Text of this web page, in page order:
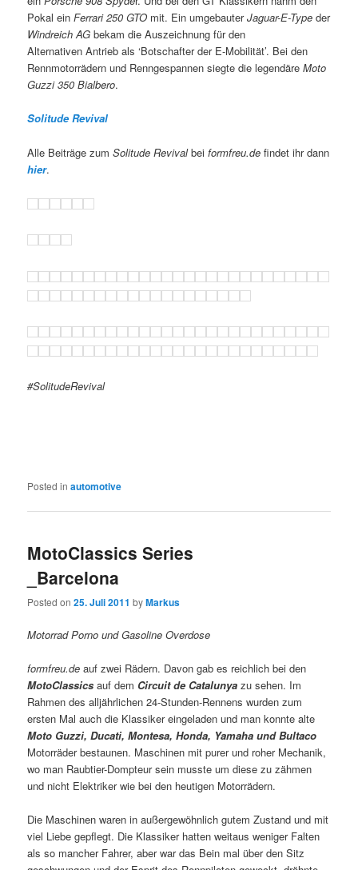
Pokal einFerrari 250 GTO mit. Ein umgebauterJaguar-E-Type der
Windreich AG bekam die Auszeichnung für den
Alternativen Antrieb als ‘Botschafter der E-Mobilität’. Bei den
Rennmotorrädern und Renngespannen siegte die legendäreMoto
Guzzi 350 Bialbero.
Solitude Revival
Alle Beiträge zumSolitude Revivalbeiformfreu.defindet ihr dann
hier.
#SolitudeRevival
Posted in automotive
MotoClassics Series
_Barcelona
Posted on25. Juli 2011 byMarkus
Motorrad Porno und Gasoline Overdose
formfreu.de auf zwei Rädern. Davon gab es reichlich bei den
MotoClassics auf dem Circuit de Catalunya zu sehen. Im
Rahmen des alljährlichen 24-Stunden-Rennens wurden zum
ersten Mal auch die Klassiker eingeladen und man konnte alte
Moto Guzzi, Ducati, Montesa, Honda, Yamaha und Bultaco
Motorräder bestaunen. Maschinen mit purer und roher Mechanik,
wo man Raubtier-Dompteur sein musste um diese zu zähmen
und nicht Elektriker wie bei den heutigen Motorrädern.
Die Maschinen waren in außergewöhnlich gutem Zustand und mit
viel Liebe gepflegt. Die Klassiker hatten weitaus weniger Falten
als so mancher Fahrer, aber war das Bein mal über den Sitz